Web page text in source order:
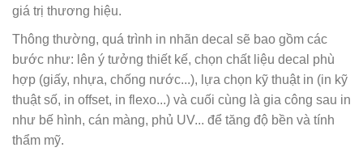
giá trị thương hiệu.
Thông thường, quá trình in nhãn decal sẽ bao gồm các
bước như: lên ý tưởng thiết kế, chọn chất liệu decal phù
hợp (giấy, nhựa, chống nước...), lựa chọn kỹ thuật in (in kỹ
thuật số, in offset, in flexo...) và cuối cùng là gia công sau in
như bế hình, cán màng, phủ UV... để tăng độ bền và tính
thẩm mỹ.